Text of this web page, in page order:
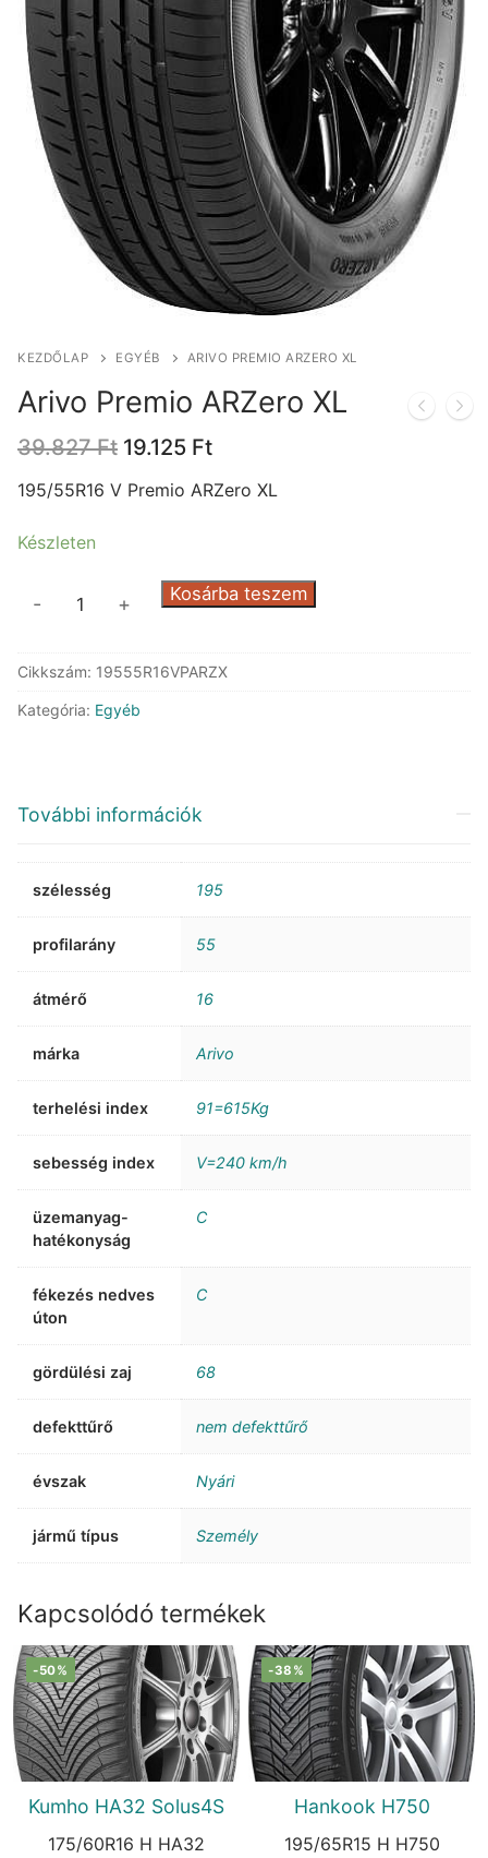
KEZDŐLAP EGYÉB ARIVO PREMIO ARZERO XL
Arivo Premio ARZero XL
39.827Ft Original
was:
19.125 FtCurrent
is:
195/55R16 V Premio ARZero XL
Készleten
XL
mennyiség
- + Kosárba teszem
Cikkszám: 19555R16VPARZX
Kategória: Egyéb
További információk
szélesség 195
profilarány 55
átmérő 16
márka Arivo
terhelési index 91=615Kg
sebesség index V=240 km/h
üzemanyag-
hatékonyság
C
fékezés nedves
úton
C
gördülési zaj 68
defekttűrő nem defekttűrő
évszak Nyári
jármű típus Személy
Kapcsolódó termékek
-50%
Kumho HA32 Solus4S
175/60R16 H HA32
-38%
Hankook H750
195/65R15 H H750